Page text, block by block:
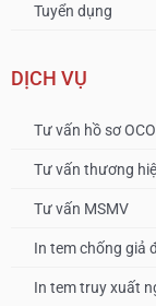
Tuyển dụng
DỊCH VỤ
Tư vấn hồ sơ
Tư vấn thương
Tư vấn MSMV
In tem chống giả
In tem truy xuất